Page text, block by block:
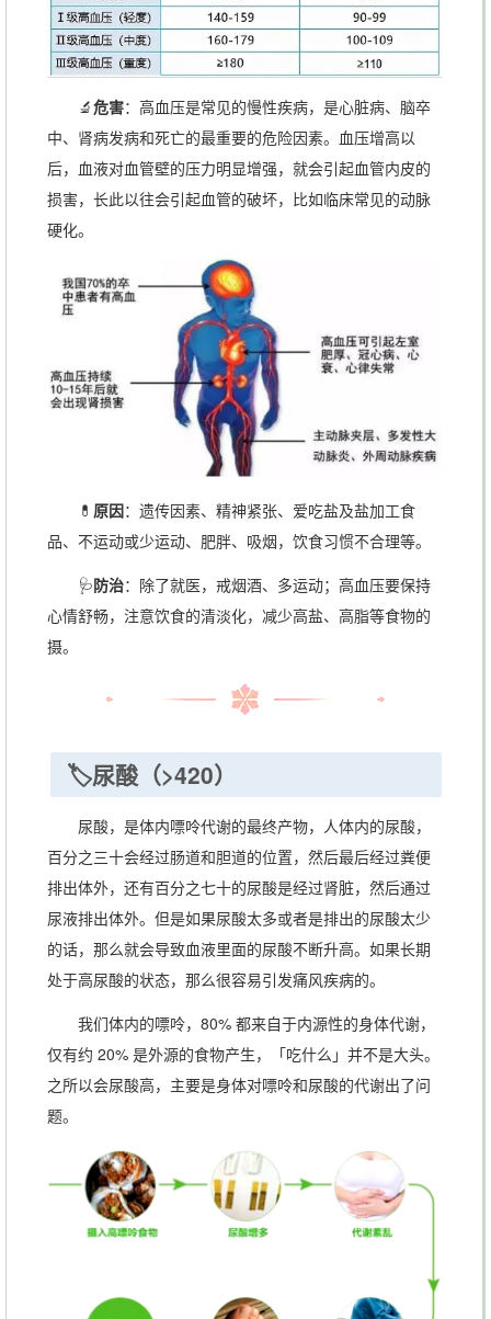
🔬危害：高血压是常见的慢性疾病，是心脏病、脑卒
中、肾病发病和死亡的最重要的危险因素。血压增高以
后，血液对血管壁的压力明显增强，就会引起血管内皮的
损害，长此以往会引起血管的破坏，比如临床常见的动脉
硬化。
💊 原因：遗传因素、精神紧张、爱吃盐及盐加工食
品、不运动或少运动、肥胖、吸烟，饮食习惯不合理等。
🩺防治：除了就医，戒烟酒、多运动；高血压要保持
心情舒畅，注意饮食的清淡化，减少高盐、高脂等食物的
摄。
🏷️尿酸（>420）
尿酸，是体内嘌呤代谢的最终产物，人体内的尿酸，
百分之三十会经过肠道和胆道的位置，然后最后经过粪便
排出体外，还有百分之七十的尿酸是经过肾脏，然后通过
尿液排出体外。但是如果尿酸太多或者是排出的尿酸太少
的话，那么就会导致血液里面的尿酸不断升高。如果长期
处于高尿酸的状态，那么很容易引发痛风疾病的。
我们体内的嘌呤，80% 都来自于内源性的身体代谢，
仅有约 20% 是外源的食物产生，「吃什么」并不是大头。
之所以会尿酸高，主要是身体对嘌呤和尿酸的代谢出了问
题。